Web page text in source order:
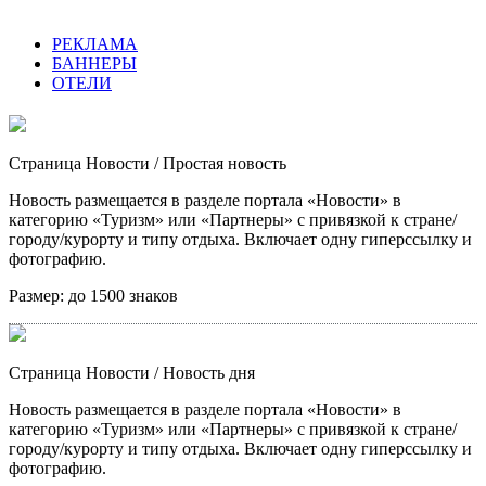
РЕКЛАМА
БАННЕРЫ
ОТЕЛИ
Страница Новости / Простая новость
Новость размещается в разделе портала «Новости» в
категорию «Туризм» или «Партнеры» с привязкой к стране/
городу/курорту и типу отдыха. Включает одну гиперссылку и
фотографию.
Размер: до 1500 знаков
Страница Новости / Новость дня
Новость размещается в разделе портала «Новости» в
категорию «Туризм» или «Партнеры» с привязкой к стране/
городу/курорту и типу отдыха. Включает одну гиперссылку и
фотографию.